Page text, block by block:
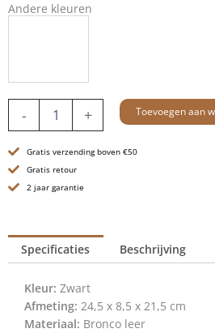
Andere kleuren
-
Crossbodytas
Evie
-
Zwart
+ Toevoegen aan
Gratis verzending boven €50
Gratis retour
2 jaar garantie
Specificaties Beschrijving
Kleur: Zwart
Afmeting: 24,5 x 8,5 x 21,5 cm
Materiaal: Bronco leer